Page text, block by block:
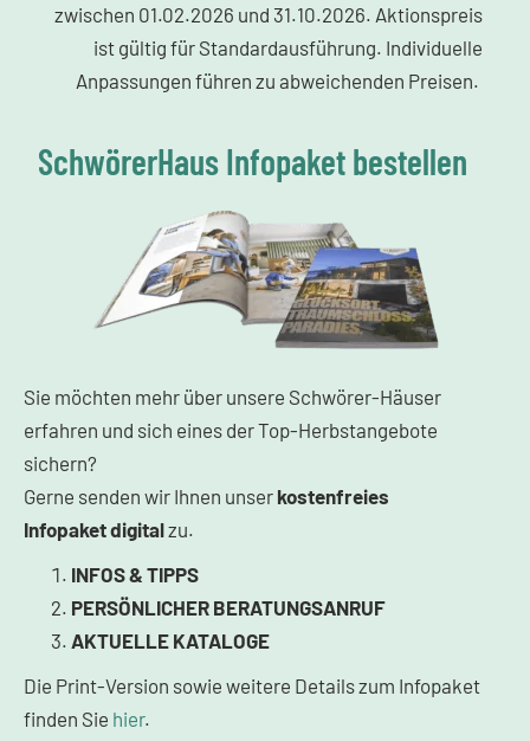
zwischen 01.02.2026 und 31.10.2026. Aktionspreis
ist gültig für Standardausführung. Individuelle
Anpassungen führen zu abweichenden Preisen.
SchwörerHaus Infopaket bestellen
Sie möchten mehr über unsere Schwörer-Häuser
erfahren und sich eines der Top-Herbstangebote
sichern?
Gerne senden wir Ihnen unser kostenfreies
Infopaketdigitalzu.
INFOS & TIPPS
PERSÖNLICHER BERATUNGSANRUF
AKTUELLE KATALOGE
Die Print-Version sowie weitere Details zum Infopaket
finden Sie hier.